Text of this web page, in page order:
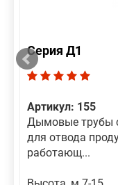
Серия Д1
Артикул: 155
Дымовые трубы
для отвода
работающ...